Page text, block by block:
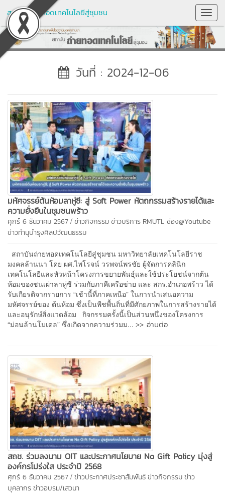
สถาบันถ่ายทอดเทคโนโลยีสู่ชุมชน
วันที่ : 2024-12-06
มหัศจรรย์ต้นห้อมลาหู่ซี: สู่ Soft Power หัตถกรรมสร้างรายได้และ
ความยั่งยืนในชุมชนพร้าว
ศุกร์ 6 ธันวาคม 2567 / ข่าวกิจกรรมข่าวบริการ RMUTL ช่อง@Youtube
ข่าวทำนุบำรุงศิลปวัฒนธรรม
สถาบันถ่ายทอดเทคโนโลยีสู่ชุมชน มหาวิทยาลัยเทคโนโลยีราช
มงคลล้านนา โดย ผศ.ไพโรจน์ วรพจน์พรชัย ผู้จัดการคลินิก
เทคโนโลยีและหัวหน้าโครงการขยายพันธุ์และใช้ประโยชน์จากต้น
ห้อมของชนเผ่าลาหู่ซี ร่วมกับภาคีเครือข่าย และ สกร.อำเภอพร้าว ได้
รับเกียรติจากรายการ “เช้านี้ที่ภาคเหนือ” ในการนำเสนอความ
มหัศจรรย์ของ ต้นห้อม ซึ่งเป็นพืชพื้นถิ่นที่มีศักยภาพในการสร้างรายได้
และอนุรักษ์สิ่งแวดล้อม กิจกรรมครั้งนี้เป็นส่วนหนึ่งของโครงการ
“ม่อนล้านโมเดล” ซึ่งเกิดจากความร่วมม... >> อ่านต่อ
สถช. ร่วมลงนาม OIT และประกาศนโยบาย No Gift Policy มุ่งสู่
องค์กรโปร่งใส ประจำปี 2568
ศุกร์ 6 ธันวาคม 2567 / ข่าวประกาศประชาสัมพันธ์ข่าวกิจกรรมข่าว
บุคลากรข่าวอบรม/เสวนา